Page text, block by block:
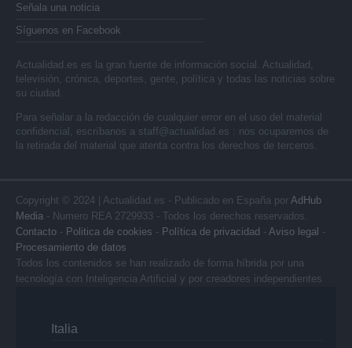
Señala una noticia
Síguenos en Facebook
Actualidad.es es la gran fuente de información social. Actualidad,
televisión, crónica, deportes, gente, política y todas las noticias sobre
su ciudad.
Para señalar a la redacción de cualquier error en el uso del material
confidencial, escríbanos a staff@actualidad.es : nos ocuparemos de
la retirada del material que atenta contra los derechos de terceros.
Copyright © 2024 | Actualidad.es - Publicado en España por AdHub
Media - Numero REA 2729933 - Todos los derechos reservados.
Contacto - Politica de cookies - Política de privacidad - Aviso legal -
Procesamiento de datos
Todos los contenidos se han realizado de forma híbrida por una
tecnología con Inteligencia Artificial y por creadores independientes
Italia